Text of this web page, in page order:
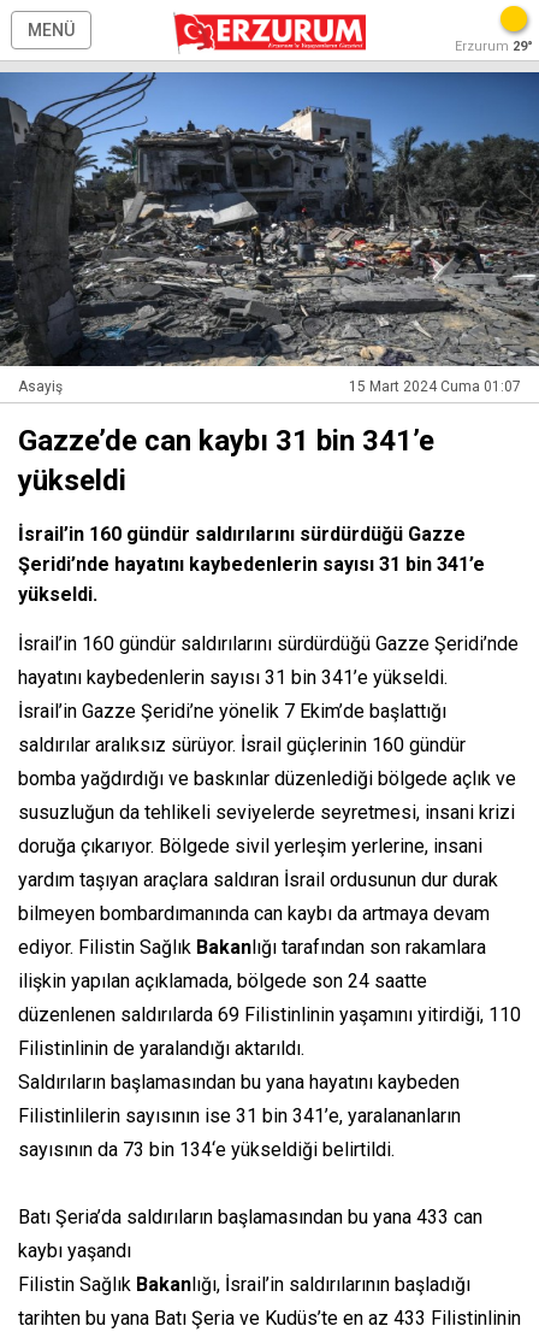
MENÜ
Erzurum 29°
Asayiş 15 Mart 2024 Cuma 01:07
Gazze’de can kaybı 31 bin 341’e
yükseldi
İsrail’in 160 gündür saldırılarını sürdürdüğü Gazze
Şeridi’nde hayatını kaybedenlerin sayısı 31 bin 341’e
yükseldi.
İsrail’in 160 gündür saldırılarını sürdürdüğü Gazze Şeridi’nde
hayatını kaybedenlerin sayısı 31 bin 341’e yükseldi.
İsrail’in Gazze Şeridi’ne yönelik 7 Ekim’de başlattığı
saldırılar aralıksız sürüyor. İsrail güçlerinin 160 gündür
bomba yağdırdığı ve baskınlar düzenlediği bölgede açlık ve
susuzluğun da tehlikeli seviyelerde seyretmesi, insani krizi
doruğa çıkarıyor. Bölgede sivil yerleşim yerlerine, insani
yardım taşıyan araçlara saldıran İsrail ordusunun dur durak
bilmeyen bombardımanında can kaybı da artmaya devam
ediyor. Filistin Sağlık Bakan lığı tarafından son rakamlara
ilişkin yapılan açıklamada, bölgede son 24 saatte
düzenlenen saldırılarda 69 Filistinlinin yaşamını yitirdiği, 110
Filistinlinin de yaralandığı aktarıldı.
Saldırıların başlamasından bu yana hayatını kaybeden
Filistinlilerin sayısının ise 31 bin 341’e, yaralananların
sayısının da 73 bin 134‘e yükseldiği belirtildi.
Batı Şeria’da saldırıların başlamasından bu yana 433 can
kaybı yaşandı
Filistin Sağlık Bakan lığı, İsrail’in saldırılarının başladığı
tarihten bu yana Batı Şeria ve Kudüs’te en az 433 Filistinlinin